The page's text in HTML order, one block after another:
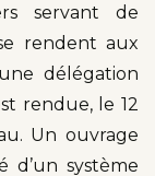
servant de
rendent aux
délégation
rendue, le 12
Un ouvrage
d’un système